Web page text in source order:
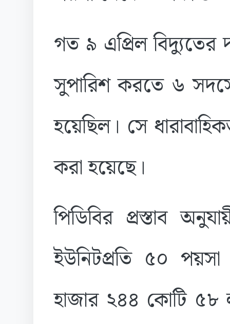
গত ৯ এপ্রিল বিদ্যুতের
সুপারিশ করতে ৬
হয়েছিল। সে
করা হয়েছে।
পিডিবির প্রস্তাব
ইউনিটপ্রতি ৫০
হাজার ২৪৪ কোটি ৫৮